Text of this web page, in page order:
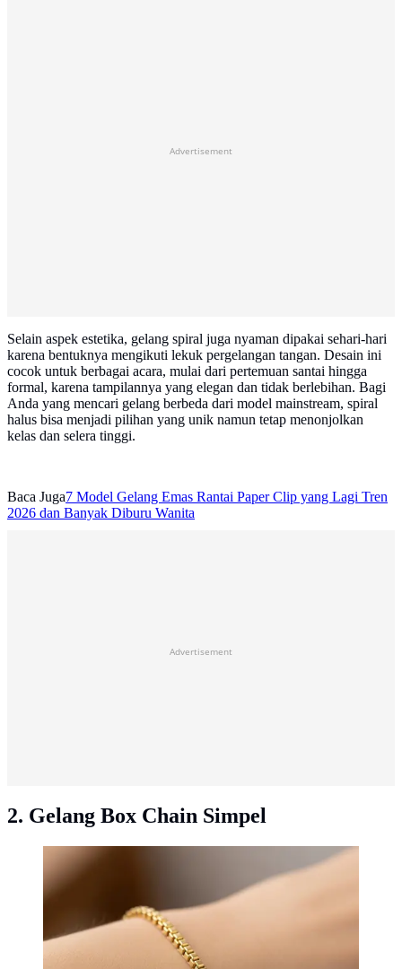
Advertisement
Selain aspek estetika, gelang spiral juga nyaman dipakai sehari-hari
karena bentuknya mengikuti lekuk pergelangan tangan. Desain ini
cocok untuk berbagai acara, mulai dari pertemuan santai hingga
formal, karena tampilannya yang elegan dan tidak berlebihan. Bagi
Anda yang mencari gelang berbeda dari model mainstream, spiral
halus bisa menjadi pilihan yang unik namun tetap menonjolkan
kelas dan selera tinggi.
Baca Juga7 Model Gelang Emas Rantai Paper Clip yang Lagi Tren
2026 dan Banyak Diburu Wanita
Advertisement
2. Gelang Box Chain Simpel